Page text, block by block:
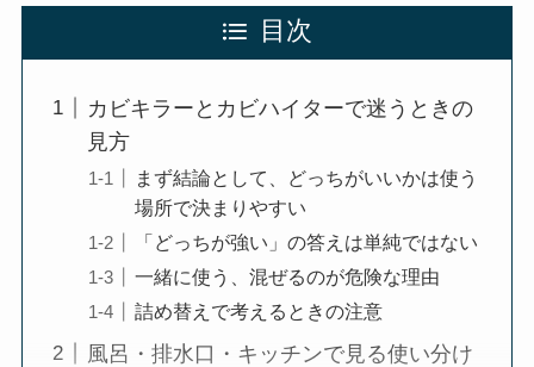
目次
カビキラーとカビハイターで迷うときの
見方
まず結論として、どっちがいいかは使う
場所で決まりやすい
「どっちが強い」の答えは単純ではない
一緒に使う、混ぜるのが危険な理由
詰め替えで考えるときの注意
風呂・排水口・キッチンで見る使い分け